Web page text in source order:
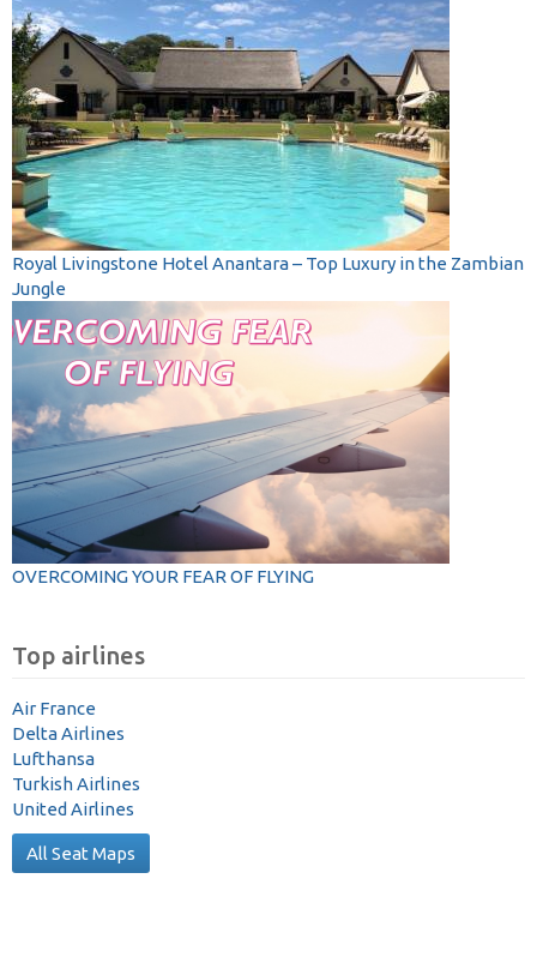
Royal Livingstone Hotel Anantara – Top Luxury in the Zambian
Jungle
OVERCOMING YOUR FEAR OF FLYING
Top airlines
Air France
Delta Airlines
Lufthansa
Turkish Airlines
United Airlines
All Seat Maps